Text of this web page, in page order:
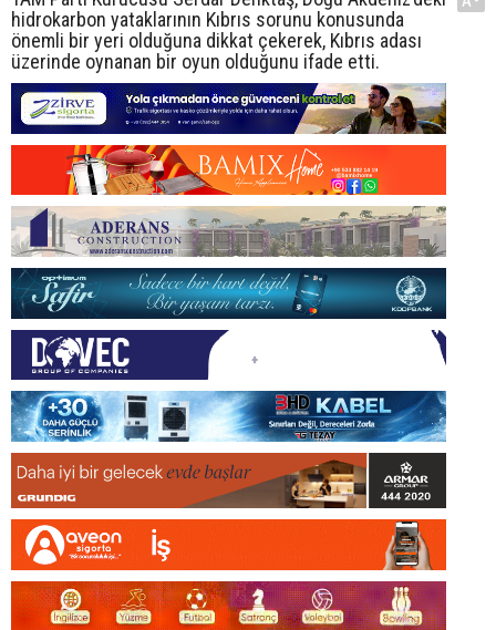
hidrokarbon yataklarının Kıbrıs sorunu konusunda
önemli bir yeri olduğuna dikkat çekerek, Kıbrıs adası
üzerinde oynanan bir oyun olduğunu ifade etti.